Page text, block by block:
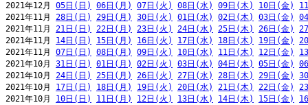
2021年12月 05日(日) 06日(月) 07日(火) 08日(水) 09日(木) 10日(金)
2021年11月 28日(日) 29日(月) 30日(火) 01日(水) 02日(木) 03日(金)
2021年11月 21日(日) 22日(月) 23日(火) 24日(水) 25日(木) 26日(金)
2021年11月 14日(日) 15日(月) 16日(火) 17日(水) 18日(木) 19日(金)
2021年11月 07日(日) 08日(月) 09日(火) 10日(水) 11日(木) 12日(金)
2021年10月 31日(日) 01日(月) 02日(火) 03日(水) 04日(木) 05日(金)
2021年10月 24日(日) 25日(月) 26日(火) 27日(水) 28日(木) 29日(金)
2021年10月 17日(日) 18日(月) 19日(火) 20日(水) 21日(木) 22日(金)
2021年10月 10日(日) 11日(月) 12日(火) 13日(水) 14日(木) 15日(金)